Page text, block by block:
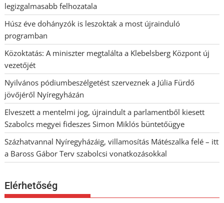
legizgalmasabb felhozatala
Húsz éve dohányzók is leszoktak a most újrainduló
programban
Közoktatás: A miniszter megtalálta a Klebelsberg Központ új
vezetőjét
Nyilvános pódiumbeszélgetést szerveznek a Júlia Fürdő
jövőjéről Nyíregyházán
Elveszett a mentelmi jog, újraindult a parlamentből kiesett
Szabolcs megyei fideszes Simon Miklós büntetőügye
Százhatvannal Nyíregyházáig, villamosítás Mátészalka felé – itt
a Baross Gábor Terv szabolcsi vonatkozásokkal
Elérhetőség